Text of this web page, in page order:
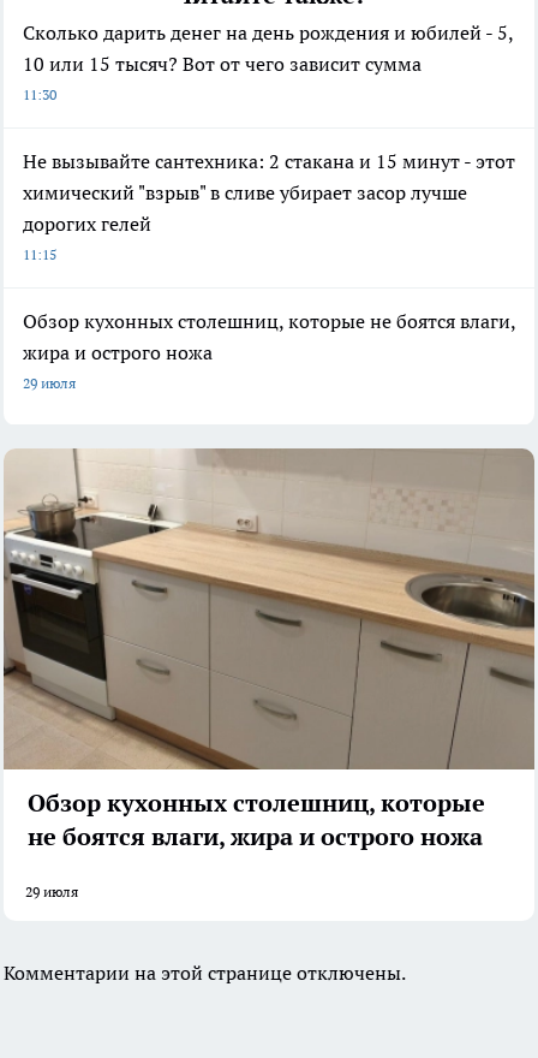
Сколько дарить денег на день рождения и юбилей - 5,
10 или 15 тысяч? Вот от чего зависит сумма
11:30
Не вызывайте сантехника: 2 стакана и 15 минут - этот
химический "взрыв" в сливе убирает засор лучше
дорогих гелей
11:15
Обзор кухонных столешниц, которые не боятся влаги,
жира и острого ножа
29 июля
Обзор кухонных столешниц, которые
не боятся влаги, жира и острого ножа
29 июля
Комментарии на этой странице отключены.